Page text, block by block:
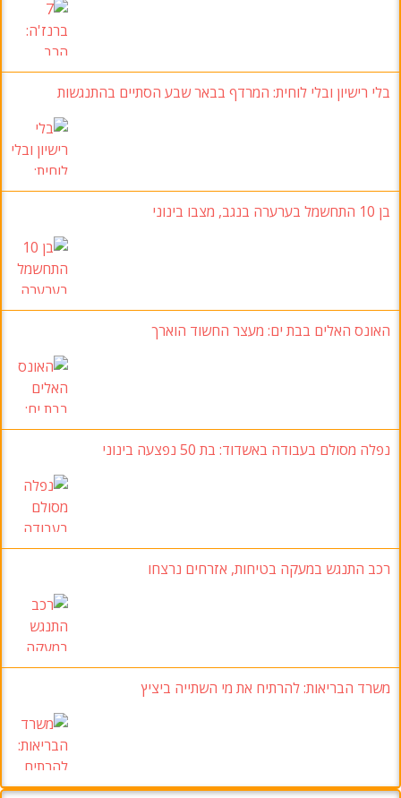
בלי רישיון ובלי לוחית: המרדף בבאר שבע הסתיים בהתנגשות
בן 10 התחשמל בערערה בנגב, מצבו בינוני
האונס האלים בבת ים: מעצר החשוד הוארך
נפלה מסולם בעבודה באשדוד: בת 50 נפצעה בינוני
רכב התנגש במעקה בטיחות, אזרחים נרצחו
משרד הבריאות:להרתיח את מי השתייה ביציץ